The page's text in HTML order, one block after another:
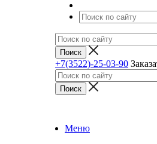
+7(3522)-25-03-90
Меню